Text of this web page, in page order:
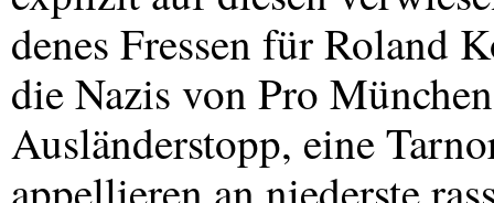
denes Fressen für Roland
die Nazis von Pro
Ausländerstopp, eine